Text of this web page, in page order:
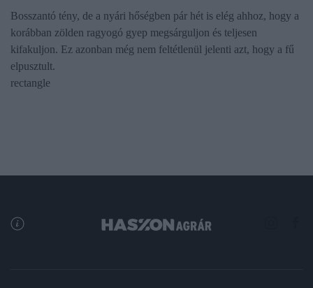
Bosszantó tény, de a nyári hőségben pár hét is elég ahhoz, hogy a
korábban zölden ragyogó gyep megsárguljon és teljesen
kifakuljon. Ez azonban még nem feltétlenül jelenti azt, hogy a fű
elpusztult.
rectangle